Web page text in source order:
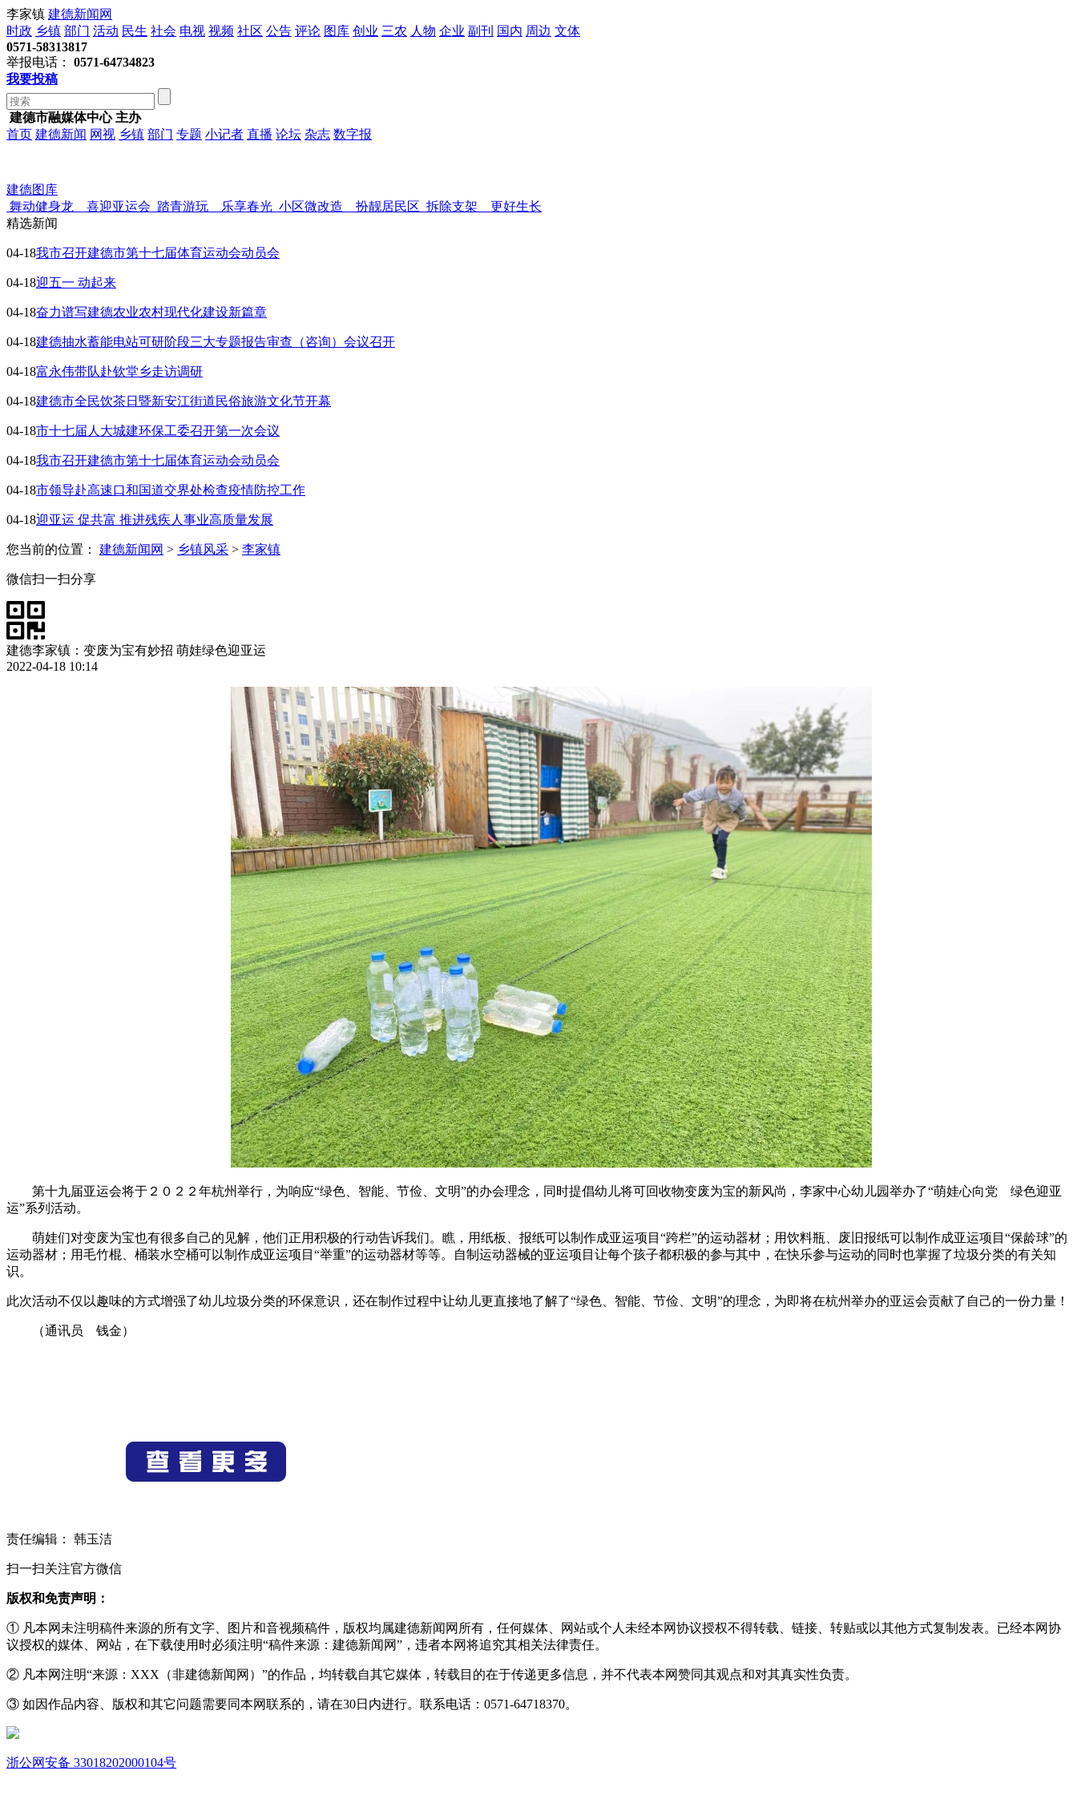
李家镇 建德新闻网
时政 乡镇 部门 活动 民生 社会 电视 视频 社区 公告 评论 图库 创业 三农 人物 企业 副刊 国内 周边 文体
0571-58313817
举报电话：
0571-64734823
我要投稿
建德市融媒体中心 主办
首页 建德新闻 网视 乡镇 部门 专题 小记者 直播 论坛 杂志 数字报
建德图库
舞动健身龙 喜迎亚运会 踏青游玩 乐享春光 小区微改造 扮靓居民区 拆除支架 更好生长
精选新闻
04-18我市召开建德市第十七届体育运动会动员会
04-18迎五一 动起来
04-18奋力谱写建德农业农村现代化建设新篇章
04-18建德抽水蓄能电站可研阶段三大专题报告审查（咨询）会议召开
04-18富永伟带队赴钦堂乡走访调研
04-18建德市全民饮茶日暨新安江街道民俗旅游文化节开幕
04-18市十七届人大城建环保工委召开第一次会议
04-18我市召开建德市第十七届体育运动会动员会
04-18市领导赴高速口和国道交界处检查疫情防控工作
04-18迎亚运 促共富 推进残疾人事业高质量发展
您当前的位置： 建德新闻网 > 乡镇风采 > 李家镇
微信扫一扫分享
建德李家镇：变废为宝有妙招 萌娃绿色迎亚运
2022-04-18 10:14
第十九届亚运会将于２０２２年杭州举行，为响应“绿色、智能、节俭、文明”的办会理念，同时提倡幼儿将可回收物变废为宝的新风尚，李家中心幼儿园举办了“萌娃心向党 绿色迎亚
运”系列活动。
萌娃们对变废为宝也有很多自己的见解，他们正用积极的行动告诉我们。瞧，用纸板、报纸可以制作成亚运项目“跨栏”的运动器材；用饮料瓶、废旧报纸可以制作成亚运项目“保龄球”的
运动器材；用毛竹棍、桶装水空桶可以制作成亚运项目“举重”的运动器材等等。自制运动器械的亚运项目让每个孩子都积极的参与其中，在快乐参与运动的同时也掌握了垃圾分类的有关知
识。
此次活动不仅以趣味的方式增强了幼儿垃圾分类的环保意识，还在制作过程中让幼儿更直接地了解了“绿色、智能、节俭、文明”的理念，为即将在杭州举办的亚运会贡献了自己的一份力量！
（通讯员 钱金）
责任编辑： 韩玉洁
扫一扫关注官方微信
版权和免责声明：
① 凡本网未注明稿件来源的所有文字、图片和音视频稿件，版权均属建德新闻网所有，任何媒体、网站或个人未经本网协议授权不得转载、链接、转贴或以其他方式复制发表。已经本网协
议授权的媒体、网站，在下载使用时必须注明“稿件来源：建德新闻网”，违者本网将追究其相关法律责任。
② 凡本网注明“来源：XXX（非建德新闻网）”的作品，均转载自其它媒体，转载目的在于传递更多信息，并不代表本网赞同其观点和对其真实性负责。
③ 如因作品内容、版权和其它问题需要同本网联系的，请在30日内进行。联系电话：0571-64718370。
浙公网安备 33018202000104号